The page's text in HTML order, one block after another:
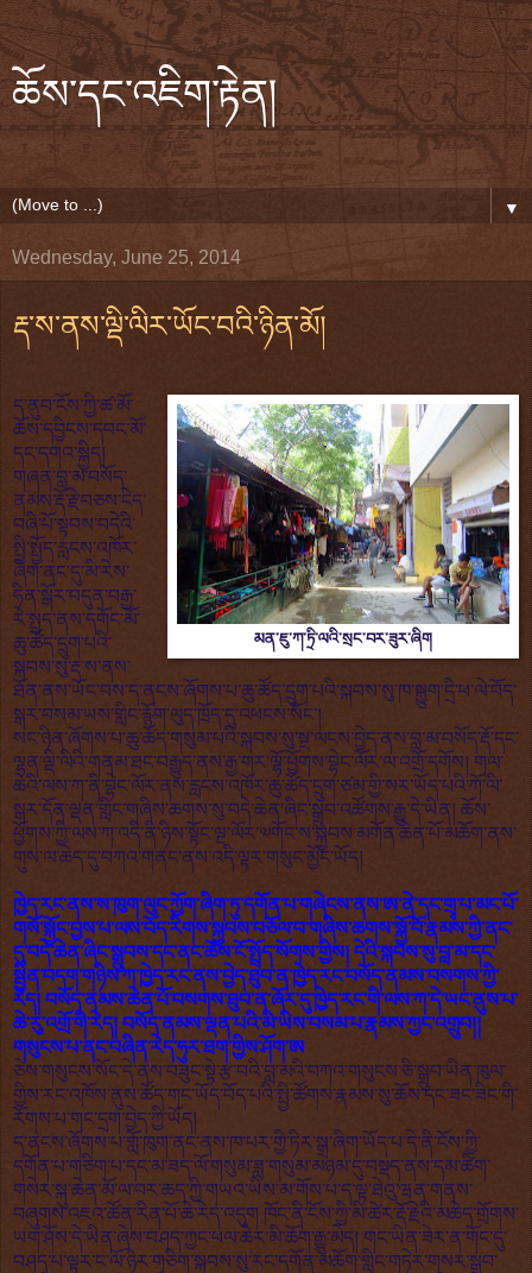
ཆོས་དང་འཇིག་རྟེན།
▼
Wednesday, June 25, 2014
རྡ་ས་ནས་ལྡི་ལིར་ཡོང་བའི་ཉིན་མོ།
མན་ཇུ་ཀ་ཏྲི་ལའི་སྲང་བར་ཟུར་ཞིག
ད་ནུབ་ངོས་ཀྱི་ཚ་མོ་
ཆོས་དབྱིངས་དབང་མོ་
དང་དགའ་སྐྱིད།
གཞན་བླ་མ་བསོད་
ནམས་རྡོ་རྗེ་བཅས་ངེད་
བཞི་པོ་སྟབས་བདེའི་
སྤྱི་སྤྱོད་རླངས་འཁོར་
ཞིག་ནང་དུ་མི་རེས་
ཧིན་སྒོར་བདུན་བརྒྱ་
རེ་སྤྲད་ནས་དགོང་མོ་
ཆུ་ཚོད་དྲུག་པའི་
སྐབས་སུ་རྡ་ས་ནས་
ཐོན་ནས་ཡོང་བས་ད་ནངས་ཞོགས་པ་ཆུ་ཚོད་དྲུག་པའི་སྐབས་སུ་ཁ་སྐྱུག་དྲི་ཕ་ལེ་བོད་
སྒར་བསམ་ཡས་གླིང་རྙོག་ལུད་ཁྲོད་དུ་འཕངས་སོང་།
སང་ཉིན་ཞོགས་པ་ཆུ་ཚོད་གསུམ་པའི་སྐབས་སུ་སྔ་ལངས་བྱེད་ནས་བླ་མ་བསོད་རྡོ་དང་
ལྷན་ལྡི་ལིའི་གནམ་ཐང་བརྒྱུད་ནས་རྒྱ་གར་ལྷོ་ཕྱོགས་བྷེང་ལོར་ལ་འགྲོ་དགོས། གལ་
ཆེའི་ལས་ཀ་ནི་བྷེང་ལོར་ནས་རླངས་འཁོར་ཆུ་ཚོད་དྲུག་ཙམ་གྱི་སར་ཡོད་པའི་ཀོ་ལི་
སྒར་དོན་ལྡན་གླིང་གཞིས་ཆགས་སུ་བདེ་ཆེན་ཞིང་སྒྲུབ་འཚོགས་རྒྱུ་དེ་ཡིན། ཆོས་
ཕྱོགས་ཀྱི་ལས་ཀ་འདི་ནི་ཉིས་སྟོང་ལྔ་ལོར་༧གོང་ས་སྐྱབས་མགོན་ཆེན་པོ་མཆོག་ནས་
གུས་ལ་ཆེད་དུ་བཀའ་གནང་ནས་འདི་ལྟར་གསུང་མྱོང་ཡོད།
ཁྱེད་རང་ནས་ས་ཁུག་ལུང་ཀྱོག་ཞིག་ཏུ་དགོན་པ་གཞེངས་ནས་ཨ་ནེ་དང་གྲྭ་པ་མང་པོ་
གསོ་སྐྱོང་བྱས་པ་ལས་བོད་རིགས་སྐྱབས་བཅོལ་བ་གཞིས་ཆགས་སྐྱོ་བོ་རྣམས་ཀྱི་ནང་
དུ་བདེ་ཆེན་ཞིང་སྒྲུབས་དང་ནང་ཆོས་ངོ་སྤྲོད་སོགས་གྱིས། དེའི་སྐབས་སུ་བླ་མ་དང་
སྦྱིན་བདག་གཉིས་ཀ་ཁྱེད་རང་ནས་བྱེད་ཐུབ་ན་ཁྱེད་རང་བསོད་ནམས་བསགས་ཀྱི་
རེད། བསོད་ནམས་ཆེན་པོ་བསགས་ཐུབ་ན་ཞོར་དུ་ཁྱེད་རང་གི་ལས་ཀ་དེ་ཡང་ནུས་པ་
ཆེ་རུ་འགྲོ་གི་རེད། བསོད་ནམས་ལྡན་པའི་མི་ཡིས་བསམ་པ་རྣམས་ཀྱང་འགྲུབ།།
གསུངས་པ་ནང་བཞིན་རེད་ཧུར་ཐག་གྱིས་ཤོག་ཨ
ཅེས་གསུངས་སོང་དེ་ནས་བཟུང་སྟེ་རྩ་བའི་བླ་མའི་བཀའ་གསུངས་ཅི་སྒྲུབ་ཡིན་ཁུལ་
གྱིས་རང་འཁོས་ནུས་ཚོད་གང་ཡོད་བོད་པའི་སྤྱི་ཚོགས་རྣམས་སུ་ཆོས་དང་ཟང་ཟིང་གི་
རོགས་པ་གང་དྲག་བྱེད་ཀྱི་ཡོད།
ད་ནངས་ཞོགས་པ་གློ་ཁུག་ནང་ནས་ཁ་པར་གྱི་ཏིར་སྒྲ་ཞིག་ཡོད་པ་དེ་ནི་ངོས་ཀྱི་
དགོན་པ་གཅིག་པ་དང་མ་ཟད་ལོ་གསུམ་ཟླ་གསུམ་མཉམ་དུ་བསྡད་ནས་དམ་ཚིག་
གསེར་སྐུ་ཆེན་མོ་ལ་བར་ཆད་ཀྱི་གཡའ་ཡིས་མ་གོས་པ་ད་ལྟ་ཐེའུ་ཝན་གནས་
བཞུགས་འཇའ་ཚོན་རིན་པོ་ཆེ་རེད་འདུག ཁོང་ནི་ངོས་ཀྱི་མི་ཚེར་རྡོ་རྗེའི་མཆེད་གྲོགས་
ཡག་ཤོས་དེ་ཡིན་ཞེས་བཤད་ཀྱང་ཕལ་ཆེར་མི་ཆོག་རྒྱུ་མེད། གང་ཡིན་ཟེར་ན་གོང་དུ་
བཤད་པ་ལྟར་ང་ལོ་ཉེར་གཅིག་སྐབས་སུ་རང་དགོན་མཆོག་གླིང་གཏེར་གསར་སྒྲུབ་